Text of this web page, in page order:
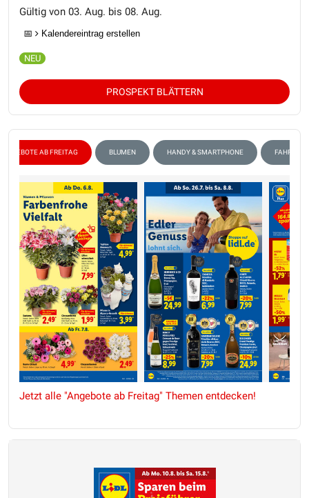
Gültig von 03. Aug. bis 08. Aug.
📅 Kalendereintrag erstellen
PROSPEKT BLÄTTERN
ANGEBOTE AB FREITAG BLUMEN HANDY & SMARTPHONE FAHRRAD
Jetzt alle "Angebote ab Freitag" Themen entdecken!